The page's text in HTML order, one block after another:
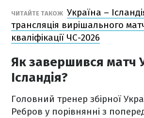
ЧИТАЙТЕ ТАКОЖ Україна –
трансляція вирішального
кваліфікації ЧС-2026
Як завершився матч
Ісландія?
Головний тренер збірної
Ребров у порівнянні з